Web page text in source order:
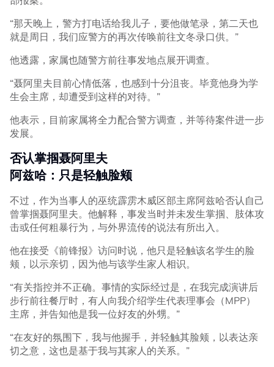
“那天晚上，警方打电话给我儿子，要他做笔录，第二天也
就是周日，我们应警方的再次传唤前往文冬录口供。”
他透露，家属也随警方前往事发地点展开调查。
“聂阿里夫目前心情低落，也感到十分沮丧。毕竟他身为学
生会主席，却遭受到这样的对待。”
他表示，目前家属将全力配合警方调查，并等待案件进一步
发展。
否认掌掴聂阿里夫
阿兹哈：只是轻触脸颊
不过，作为当事人的巫统霹雳木威区部主席阿兹哈否认自己
曾掌掴聂阿里夫。他解释，事发当时并未发生掌掴、肢体攻
击或任何粗暴行为，与外界流传的说法有所出入。
他在接受《前锋报》访问时说，他只是轻触该名学生的脸
颊，以示亲切，因为他与该学生家人相识。
“有关指控并不正确。事情的实际经过是，在我完成演讲后
步行前往餐厅时，有人向我介绍学生代表理事会（MPP）
主席，并告知他是我一位好友的外甥。”
“在友好的氛围下，我与他握手，并轻触其脸颊，以表达亲
切之意，这也是基于我与其家人的关系。”